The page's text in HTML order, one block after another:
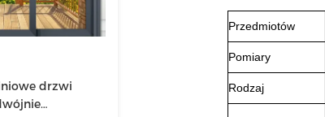
drzwi
Przedmiotów
Pomiary
Rodzaj